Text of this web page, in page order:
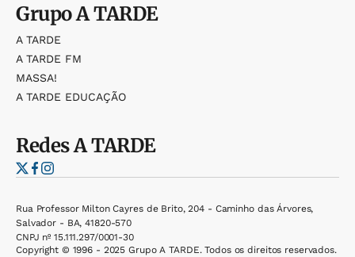
GrupoA TARDE
A TARDE
A TARDE FM
MASSA!
A TARDE EDUCAÇÃO
RedesA TARDE
Rua Professor Milton Cayres de Brito, 204 - Caminho das Árvores,
Salvador - BA, 41820-570
CNPJ nº 15.111.297/0001-30
Copyright © 1996 - 2025 Grupo A TARDE. Todos os direitos reservados.